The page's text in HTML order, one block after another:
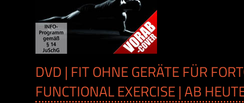
DVD | FIT OHNE GERÄTE FÜR
FUNCTIONAL EXERCISE | AB